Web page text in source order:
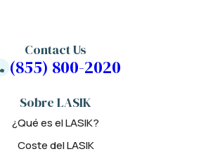
Sobre LASIK
¿Qué es el LASIK?
Coste del LASIK
Contact Us
(855) 800-2020